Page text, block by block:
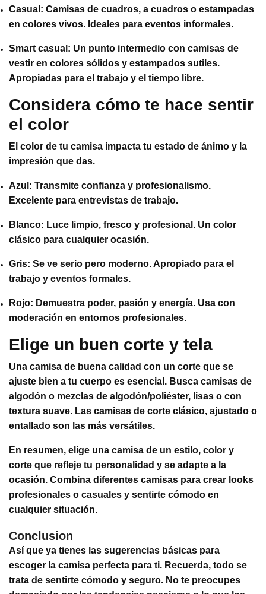
Casual: Camisas de cuadros, a cuadros o estampadas
en colores vivos. Ideales para eventos informales.
Smart casual: Un punto intermedio con camisas de
vestir en colores sólidos y estampados sutiles.
Apropiadas para el trabajo y el tiempo libre.
Considera cómo te hace sentir
el color
El color de tu camisa impacta tu estado de ánimo y la
impresión que das.
Azul: Transmite confianza y profesionalismo.
Excelente para entrevistas de trabajo.
Blanco: Luce limpio, fresco y profesional. Un color
clásico para cualquier ocasión.
Gris: Se ve serio pero moderno. Apropiado para el
trabajo y eventos formales.
Rojo: Demuestra poder, pasión y energía. Usa con
moderación en entornos profesionales.
Elige un buen corte y tela
Una camisa de buena calidad con un corte que se
ajuste bien a tu cuerpo es esencial. Busca camisas de
algodón o mezclas de algodón/poliéster, lisas o con
textura suave. Las camisas de corte clásico, ajustado o
entallado son las más versátiles.
En resumen, elige una camisa de un estilo, color y
corte que refleje tu personalidad y se adapte a la
ocasión. Combina diferentes camisas para crear looks
profesionales o casuales y sentirte cómodo en
cualquier situación.
Conclusion
Así que ya tienes las sugerencias básicas para
escoger la camisa perfecta para ti. Recuerda, todo se
trata de sentirte cómodo y seguro. No te preocupes